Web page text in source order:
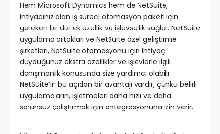
Hem Microsoft Dynamics hem de NetSuite,
ihtiyacınız olan iş süreci otomasyon paketi için
gereken bir dizi ek özellik ve işlevsellik sağlar. NetSuite
uygulama ortakları ve NetSuite özel geliştirme
şirketleri, NetSuite otomasyonu için ihtiyaç
duyduğunuz ekstra özellikler ve işlevlerle ilgili
danışmanlık konusunda size yardımcı olabilir.
NetSuite’in bu açıdan bir avantajı vardır, çünkü belirli
uygulamaların, işletmeleri daha hızlı ve daha
sorunsuz çalıştırmak için entegrasyonuna izin verir.